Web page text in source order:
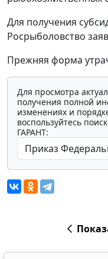
Для получения
Росрыболовство
Прежняя форма
Для просмотра
получения полной
изменениях и
воспользуйтесь
ГАРАНТ: